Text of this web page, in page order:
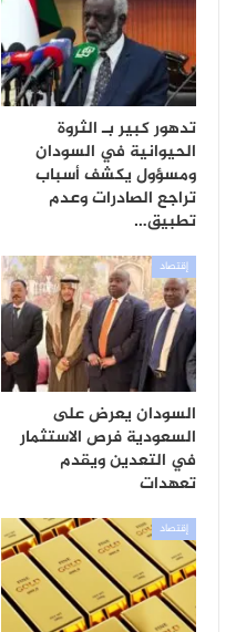
تدهور كبير بـ الثروة
الحيوانية في السودان
ومسؤول يكشف أسباب
تراجع الصادرات وعدم
تطبيق…
إقتصاد
السودان يعرض على
السعودية فرص الاستثمار
في التعدين ويقدم
تعهدات
إقتصاد